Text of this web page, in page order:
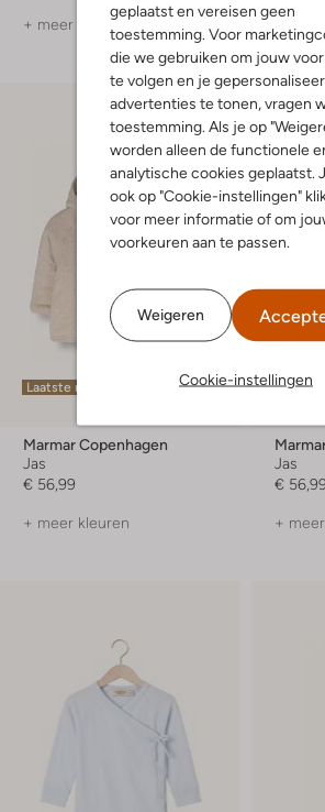
geplaatst en vereisen geen
toestemming. Voor
die we gebruiken om jouw
te volgen en je
advertenties te tonen, vragen
toestemming. Als je op
worden alleen de functionele
analytische cookies geplaatst.
ook op "Cookie-instellingen"
voor meer informatie of om
voorkeuren aan te passen.
Weigeren
Cookie-instellingen
+ meer kleuren +
Laatste maten
Marmar Copenhagen
Jas
€ 56,99
+ meer kleuren
Laatste
Jas
€ 56,99
+